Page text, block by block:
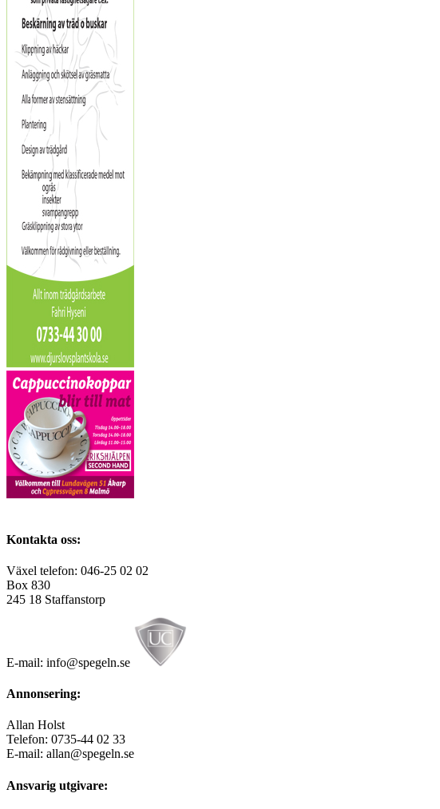
Kontakta oss:
Växel telefon: 046-25 02 02
Box 830
245 18 Staffanstorp
E-mail: info@spegeln.se
Annonsering:
Allan Holst
Telefon: 0735-44 02 33
E-mail: allan@spegeln.se
Ansvarig utgivare: